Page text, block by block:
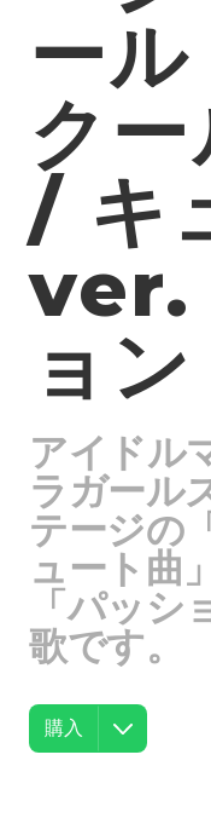
ー
ク
/ キ
ver.
ョ
アイドル
ラガール
テージの
ュート曲
「パッシ
歌です。
購入